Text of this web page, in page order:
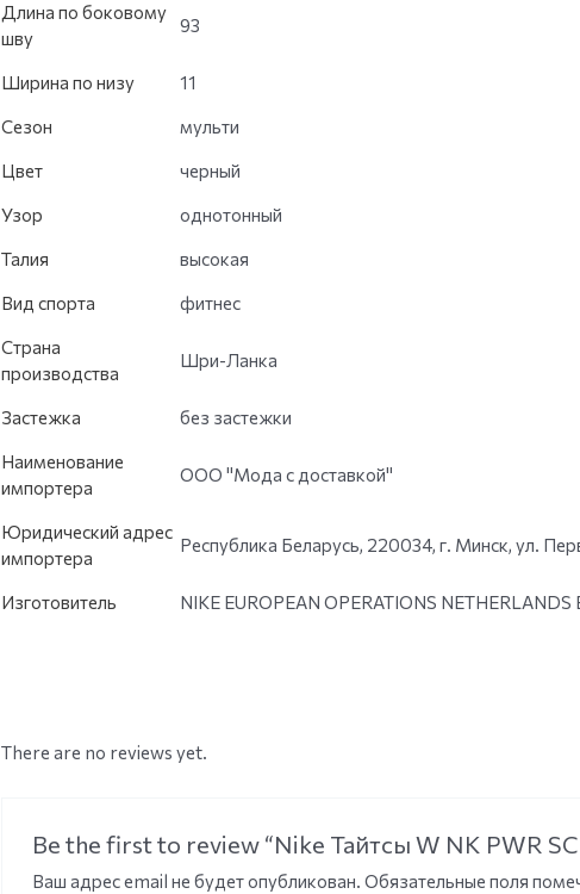
Длина по боковому
шву
93
Ширина по низу 11
Сезон мульти
Цвет черный
Узор однотонный
Талия высокая
Вид спорта фитнес
Страна
производства
Шри-Ланка
Застежка без застежки
Наименование
импортера
ООО "Мода с доставкой"
Юридический адрес
импортера
Республика Беларусь, 220034, г. Минск, ул.
Изготовитель NIKE EUROPEAN OPERATIONS NETHERLANDS
There are no reviews yet.
Be the first to review “Nike Тайтсы W NK PWR
Ваш адрес email не будет опубликован. Обязательные поля